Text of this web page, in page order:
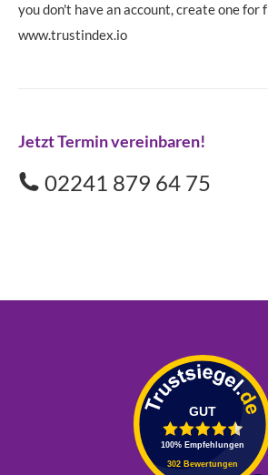
you don't have an account, create one for
www.trustindex.io
Jetzt Termin vereinbaren!
02241 879 64 75